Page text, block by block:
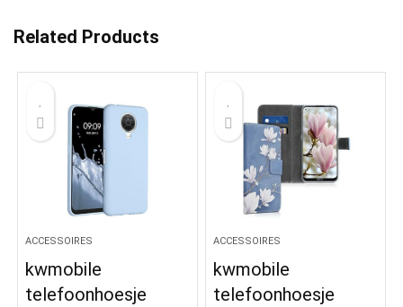
Related Products
ACCESSOIRES
kwmobile
telefoonhoesje
ACCESSOIRES
kwmobile
telefoonhoesje